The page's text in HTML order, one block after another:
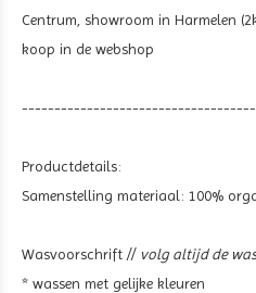
Centrum, showroom in Harmelen
koop in de webshop
Productdetails:
Samenstelling materiaal: 100%
Wasvoorschrift // volg altijd de
* wassen met gelijke kleuren